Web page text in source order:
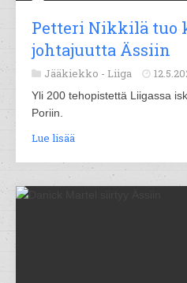
Petteri Nikkilä tuo
johtajuutta Ässiin
Jääkiekko - Liiga
Yli 200 tehopistettä Liigassa
Poriin.
Lue lisää